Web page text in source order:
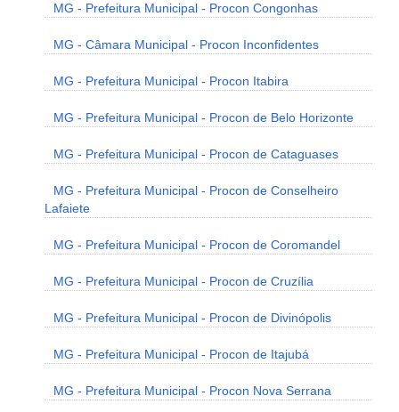
MG - Prefeitura Municipal - Procon Congonhas
MG - Câmara Municipal - Procon Inconfidentes
MG - Prefeitura Municipal - Procon Itabira
MG - Prefeitura Municipal - Procon de Belo Horizonte
MG - Prefeitura Municipal - Procon de Cataguases
MG - Prefeitura Municipal - Procon de Conselheiro
Lafaiete
MG - Prefeitura Municipal - Procon de Coromandel
MG - Prefeitura Municipal - Procon de Cruzília
MG - Prefeitura Municipal - Procon de Divinópolis
MG - Prefeitura Municipal - Procon de Itajubá
MG - Prefeitura Municipal - Procon Nova Serrana